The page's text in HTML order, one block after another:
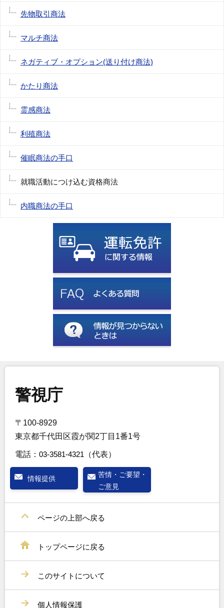
先物取引商法
マルチ商法
ネガティブ・オプション(送り付け商法)
かたり商法
霊感商法
利殖商法
催眠商法の手口
就職活動につけ込む資格商法
内職商法の手口
警視庁
〒100-8929
東京都千代田区霞が関2丁目1番1号
電話： 03-3581-4321 （代表）
情報提供
苦情・ご要望・
ご意見
ページの上部へ戻る
トップページに戻る
このサイトについて
個人情報保護